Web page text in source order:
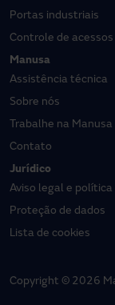
Portas industriais
Controle de acessos
Manusa
Assistência técnica
Sobre nós
Trabalhe na Manusa
Contato
Jurídico
Aviso legal e política
Proteção de dados
Lista de cookies
Copyright © 2026